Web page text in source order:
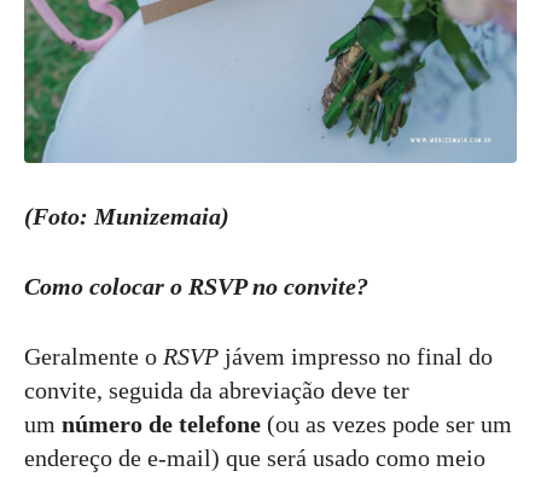
(Foto: Munizemaia)
Como colocar o RSVP no convite?
Geralmente o RSVP jávem impresso no final do
convite, seguida da abreviação deve ter
um número de telefone (ou as vezes pode ser um
endereço de e-mail) que será usado como meio